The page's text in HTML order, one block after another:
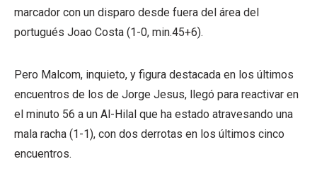
marcador con un disparo desde fuera del área del
portugués Joao Costa (1-0, min.45+6).
Pero Malcom, inquieto, y figura destacada en los últimos
encuentros de los de Jorge Jesus, llegó para reactivar en
el minuto 56 a un Al-Hilal que ha estado atravesando una
mala racha (1-1), con dos derrotas en los últimos cinco
encuentros.